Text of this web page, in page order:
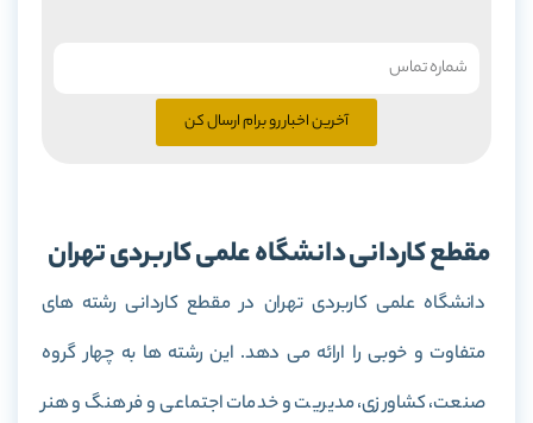
آخرین اخبار رو برام ارسال کن
مقطع کاردانی دانشگاه علمی کاربردی تهران
دانشگاه علمی کاربردی تهران در مقطع کاردانی رشته های
متفاوت و خوبی را ارائه می دهد. این رشته ها به چهار گروه
صنعت، کشاورزی، مدیریت و خدمات اجتماعی و فرهنگ و هنر